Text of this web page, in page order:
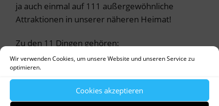
Wir verwenden Cookies, um unsere Website und unseren Service zu
optimieren.
Cookies akzeptieren
ja auch einmal auf 111 außergewöhnliche
Attraktionen in unserer näheren Heimat!
Zu den 11 Dingen gehören:
Bei Föhn vom Schloßgarten aus die Alpenkette
betrachten und dabei versuchen, die Gipfel
namentlich zu bestimmen.